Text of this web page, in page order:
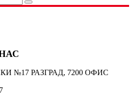
№17 РАЗГРАД, 7200 ОФИС